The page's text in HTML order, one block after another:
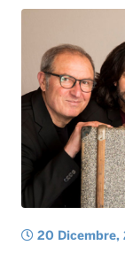
Battiti
20 Dicembre,